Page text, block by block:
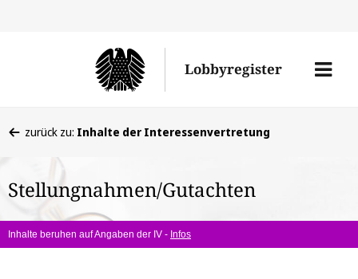
den
Lobbyregister
Menü
befinden
hier:
zurück zu: Inhalte der Interessenvertretung
Stellungnahmen/Gutachten
Inhalte beruhen auf Angaben der IV - Infos